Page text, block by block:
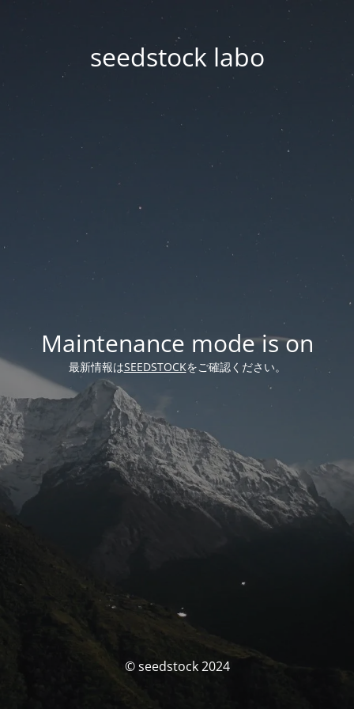
seedstock labo
Maintenance mode is on
最新情報はSEEDSTOCKをご確認ください。
© seedstock 2024